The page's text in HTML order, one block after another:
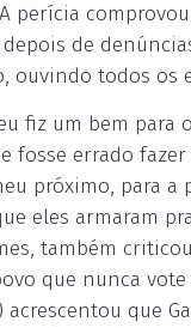
perícia
de
ouvindo todos os
fiz um bem para
fosse errado
próximo, para a
eles armaram
também
que nunca
que